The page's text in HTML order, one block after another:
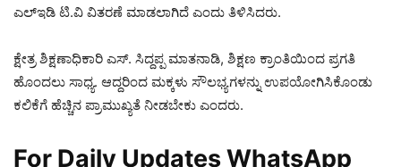
ಎಲ್‍ಇಡಿ ಟಿ.ವಿ ವಿತರಣೆ ಮಾಡಲಾಗಿದೆ ಎಂದು ತಿಳಿಸಿದರು.
ಕ್ಷೇತ್ರ ಶಿಕ್ಷಣಾಧಿಕಾರಿ ಎಸ್. ಸಿದ್ದಪ್ಪ ಮಾತನಾಡಿ, ಶಿಕ್ಷಣ ಕ್ರಾಂತಿಯಿಂದ ಪ್ರಗತಿ
ಹೊಂದಲು ಸಾಧ್ಯ. ಆದ್ದರಿಂದ ಮಕ್ಕಳು ಸೌಲಭ್ಯಗಳನ್ನು ಉಪಯೋಗಿಸಿಕೊಂಡು
ಕಲಿಕೆಗೆ ಹೆಚ್ಚಿನ ಪ್ರಾಮುಖ್ಯತೆ ನೀಡಬೇಕು ಎಂದರು.
For Daily Updates WhatsApp